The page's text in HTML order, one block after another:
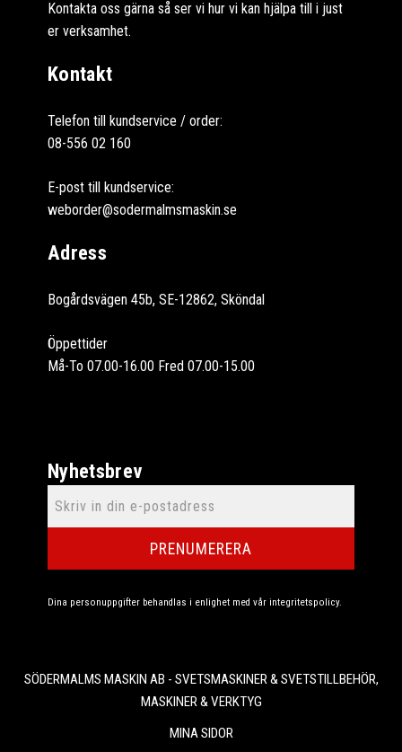
Kontakta oss gärna så ser vi hur vi kan hjälpa till i just
er verksamhet.
Kontakt
Telefon till kundservice / order:
08-556 02 160
E-post till kundservice:
weborder@sodermalmsmaskin.se
Adress
Bogårdsvägen 45b, SE-12862, Sköndal
Öppettider
Må-To 07.00-16.00 Fred 07.00-15.00
Nyhetsbrev
PRENUMERERA
Dina personuppgifter behandlas i enlighet med vår integritetspolicy.
SÖDERMALMS MASKIN AB - SVETSMASKINER & SVETSTILLBEHÖR,
MASKINER & VERKTYG
MINA SIDOR